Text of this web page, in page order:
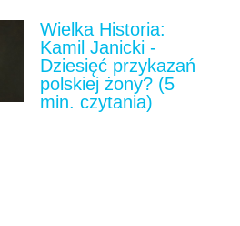
Wielka Historia:
Kamil Janicki -
Dziesięć przykazań
polskiej żony? (5
min. czytania)